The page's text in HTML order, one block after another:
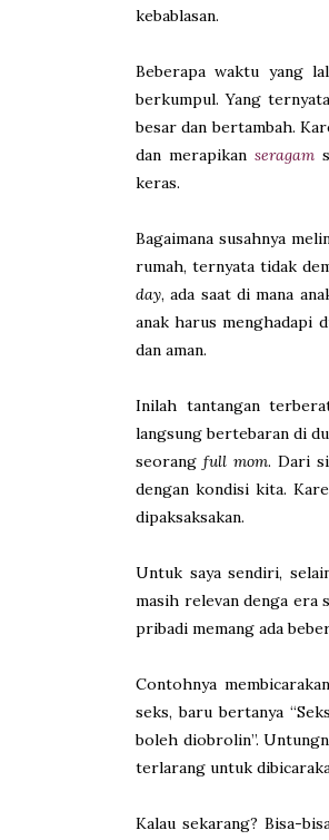
kebablasan.
Beberapa waktu yang
berkumpul. Yang
besar dan bertambah.
dan merapikan seragam
keras.
Bagaimana susahnya
rumah, ternyata tidak
day, ada saat di mana
anak harus menghadapi
dan aman.
Inilah tantangan
langsung bertebaran di
seorang full mom. Dari
dengan kondisi kita.
dipaksaksakan.
Untuk saya sendiri,
masih relevan denga era
pribadi memang ada
Contohnya
seks, baru bertanya
boleh diobrolin”.
terlarang untuk
Kalau sekarang? Bisa-